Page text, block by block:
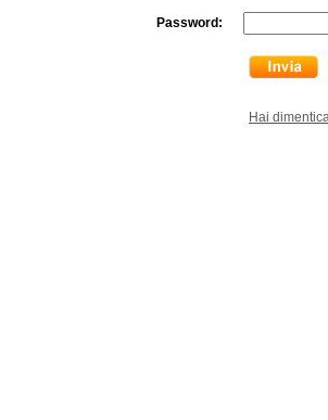
Password:
Hai